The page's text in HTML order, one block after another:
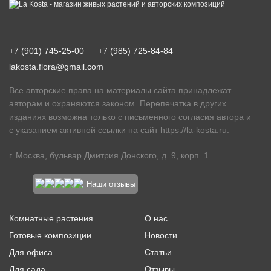
+7 (901) 745-25-00
+7 (985) 725-84-84
lakosta.flora@gmail.com
Все авторские права на материалы сайта принадлежат
авторам и охраняются законом. Перепечатка в других
изданиях возможна только с письменного согласия автора и
с указанием активной ссылки на сайт https://la-kosta.ru
г. Москва, бульвар Дмитрия Донского, д. 9, корп. 1
Наши отзывы
Комнатные растения
Готовые композиции
Для офиса
О нас
Новости
Статьи